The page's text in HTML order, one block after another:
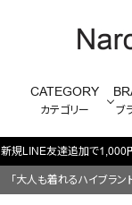
CATEGORY
カテゴリー ブ
新規LINE友達追加で1,000
「大人も着れるハイブラン